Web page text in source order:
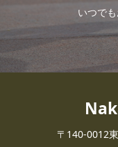
いつで
〒140-0012